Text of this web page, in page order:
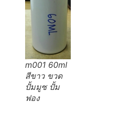
m001 60ml
สีขาว ขวด
ปั้มมูซ ปั้ม
ฟอง